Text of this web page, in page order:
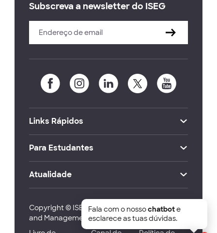
Subscreva a newsletter do ISEG
Links Rápidos
Para Estudantes
Atualidade
Copyright © ISEG Lisbon School of Economics
and Management 2026
Fala com o nossochatbote
esclarece as tuas dúvidas.